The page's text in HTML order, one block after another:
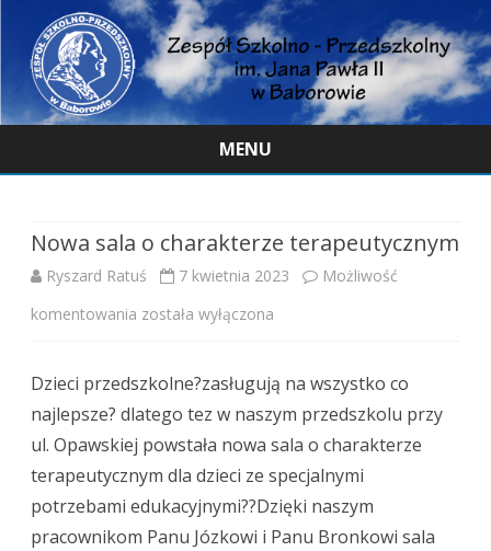
MENU
Nowa sala o charakterze terapeutycznym
Ryszard Ratuś 7 kwietnia 2023
Możliwość
komentowania Nowa
o
charakterze
terapeutycznym
została wyłączona
Dzieci przedszkolne?zasługują na wszystko co
najlepsze? dlatego tez w naszym przedszkolu przy
ul. Opawskiej powstała nowa sala o charakterze
terapeutycznym dla dzieci ze specjalnymi
potrzebami edukacyjnymi??Dzięki naszym
pracownikom Panu Józkowi i Panu Bronkowi sala